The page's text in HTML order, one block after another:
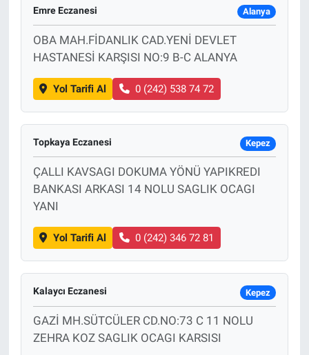
Emre Eczanesi Alanya
OBA MAH.FİDANLIK CAD.YENİ DEVLET
HASTANESİ KARŞISI NO:9 B-C ALANYA
Yol Tarifi Al 0 (242) 538 74 72
Topkaya Eczanesi Kepez
ÇALLI KAVSAGI DOKUMA YÖNÜ YAPIKREDI
BANKASI ARKASI 14 NOLU SAGLIK OCAGI
YANI
Yol Tarifi Al 0 (242) 346 72 81
Kalaycı Eczanesi Kepez
GAZİ MH.SÜTCÜLER CD.NO:73 C 11 NOLU
ZEHRA KOZ SAGLIK OCAGI KARSISI